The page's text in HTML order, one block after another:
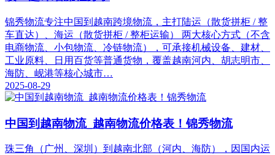
锦秀物流专注中国到越南跨境物流，主打陆运（散货拼柜 / 整
车直达）、海运（散货拼柜 / 整柜运输） 两大核心方式（不含
电商物流、小包物流、冷链物流），可承接机械设备、建材、
工业原料、日用百货等普通货物，覆盖越南河内、胡志明市、
海防、岘港等核心城市…
2025-08-29
中国到越南物流_越南物流价格表！锦秀物流
珠三角（广州、深圳）到越南北部（河内、海防），因国内运